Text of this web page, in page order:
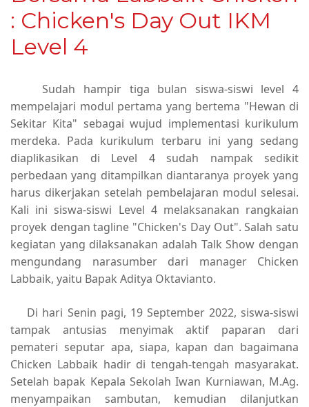
: Chicken's Day Out IKM
Level 4
Sudah hampir tiga bulan siswa-siswi level 4
mempelajari modul pertama yang bertema "Hewan di
Sekitar Kita" sebagai wujud implementasi kurikulum
merdeka. Pada kurikulum terbaru ini yang sedang
diaplikasikan di Level 4 sudah nampak sedikit
perbedaan yang ditampilkan diantaranya proyek yang
harus dikerjakan setelah pembelajaran modul selesai.
Kali ini siswa-siswi Level 4 melaksanakan rangkaian
proyek dengan tagline "Chicken's Day Out". Salah satu
kegiatan yang dilaksanakan adalah Talk Show dengan
mengundang narasumber dari manager Chicken
Labbaik, yaitu Bapak Aditya Oktavianto.
Di hari Senin pagi, 19 September 2022, siswa-siswi
tampak antusias menyimak aktif paparan dari
pemateri seputar apa, siapa, kapan dan bagaimana
Chicken Labbaik hadir di tengah-tengah masyarakat.
Setelah bapak Kepala Sekolah Iwan Kurniawan, M.Ag.
menyampaikan sambutan, kemudian dilanjutkan